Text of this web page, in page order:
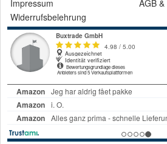
Impressum
AGB &
Widerrufsbelehrung